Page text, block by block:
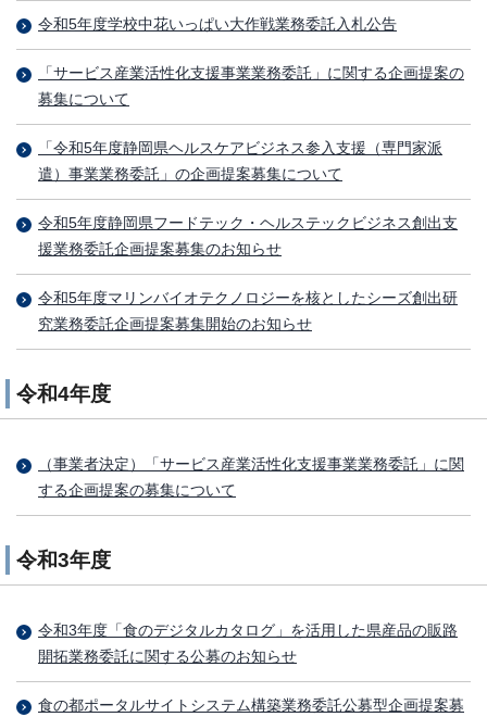
令和5年度学校中花いっぱい大作戦業務委託入札公告
「サービス産業活性化支援事業業務委託」に関する企画提案の
募集について
「令和5年度静岡県ヘルスケアビジネス参入支援（専門家派
遣）事業業務委託」の企画提案募集について
令和5年度静岡県フードテック・ヘルステックビジネス創出支
援業務委託企画提案募集のお知らせ
令和5年度マリンバイオテクノロジーを核としたシーズ創出研
究業務委託企画提案募集開始のお知らせ
令和4年度
（事業者決定）「サービス産業活性化支援事業業務委託」に関
する企画提案の募集について
令和3年度
令和3年度「食のデジタルカタログ」を活用した県産品の販路
開拓業務委託に関する公募のお知らせ
食の都ポータルサイトシステム構築業務委託公募型企画提案募